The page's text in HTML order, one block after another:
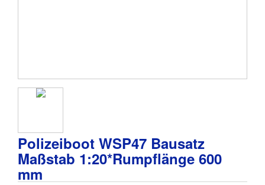
Polizeiboot WSP47 Bausatz
Maßstab 1:20*Rumpflänge 600
mm